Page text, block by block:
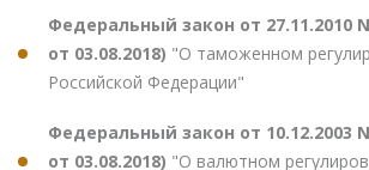
Федеральный закон от 27.11.2010
от 03.08.2018) "О таможенном
Российской Федерации"
Федеральный закон от 10.12.2003
от 03.08.2018) "О валютном